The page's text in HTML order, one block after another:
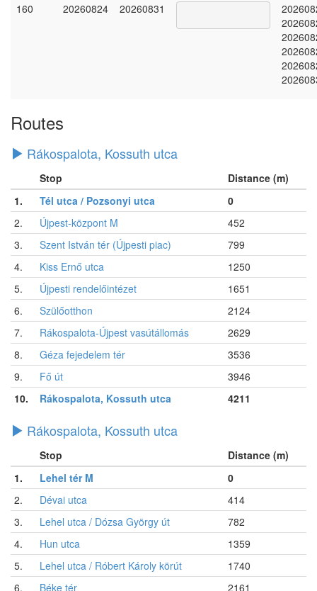
160 20260824 20260831
Routes
Rákospalota, Kossuth utca
Stop
Distance (m)
1.
Tél utca / Pozsonyi utca
0
2.
Újpest-központ M
452
3.
Szent István tér (Újpesti piac)
799
4.
Kiss Ernő utca
1250
5.
Újpesti rendelőintézet
1651
6.
Szülőotthon
2124
7.
Rákospalota-Újpest vasútállomás
2629
8.
Géza fejedelem tér
3536
9.
Fő út
3946
10.
Rákospalota, Kossuth utca 4211
Rákospalota, Kossuth utca
Stop
Distance (m)
1.
Lehel tér M
0
2.
Dévai utca
414
3.
Lehel utca / Dózsa György út
782
4.
Hun utca
1359
5.
Lehel utca / Róbert Károly körút
1740
6.
Béke tér
2161